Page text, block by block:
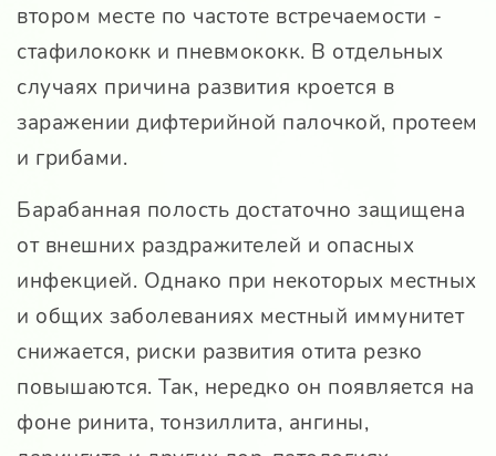
втором месте по частоте встречаемости -
стафилококк и пневмококк. В отдельных
случаях причина развития кроется в
заражении дифтерийной палочкой, протеем
и грибами.
Барабанная полость достаточно защищена
от внешних раздражителей и опасных
инфекцией. Однако при некоторых местных
и общих заболеваниях местный иммунитет
снижается, риски развития отита резко
повышаются. Так, нередко он появляется на
фоне ринита, тонзиллита, ангины,